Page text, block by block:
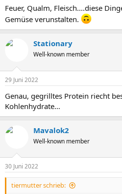
Feuer, Qualm, Fleisch....diese
Gemüse verunstalten.
Stationary
Well-known member
29 Juni 2022
Genau, gegrilltes Protein riecht
Kohlenhydrate…
Mavalok2
Well-known member
30 Juni 2022
tiermutter schrieb: